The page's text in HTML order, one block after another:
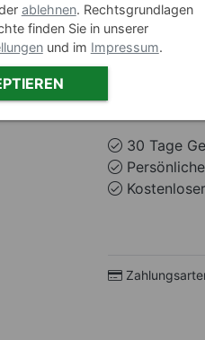
139,00
wenige
30 Tage
ablehnen. Rechtsgrundlagen
finden Sie in unserer
und im Impressum.